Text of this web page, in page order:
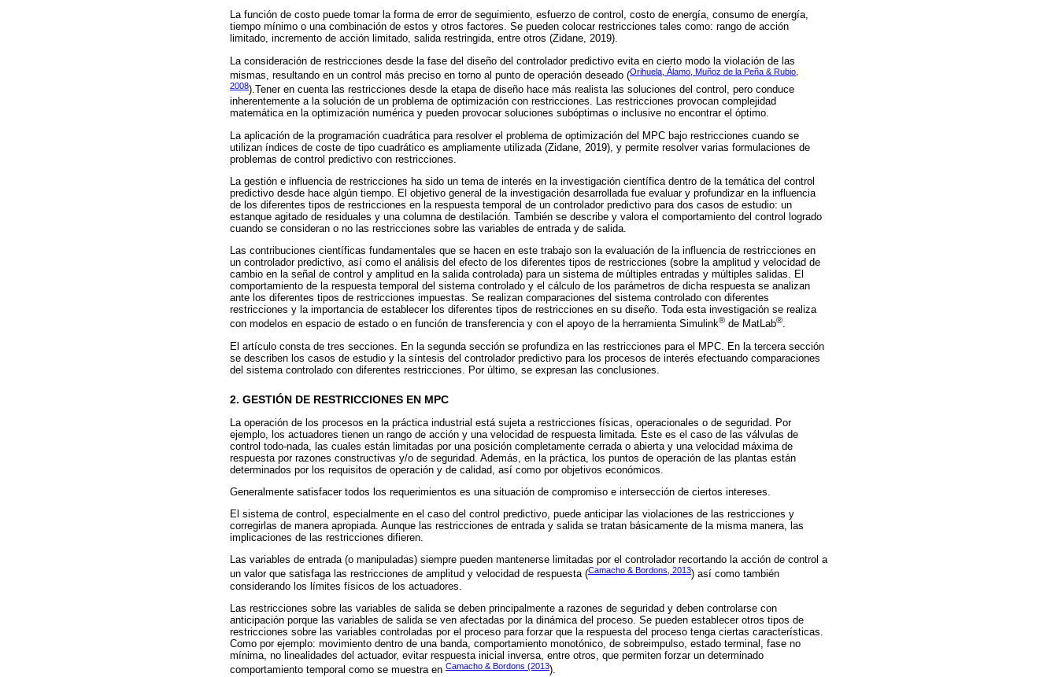
La función de costo puede tomar la forma de error de seguimiento, esfuerzo de control, costo de energía, consumo de energía,
tiempo mínimo o una combinación de estos y otros factores. Se pueden colocar restricciones tales como: rango de acción
limitado, incremento de acción limitado, salida restringida, entre otros (Zidane, 2019).
La consideración de restricciones desde la fase del diseño del controlador predictivo evita en cierto modo la violación de las
mismas, resultando en un control más preciso en torno al punto de operación deseado (Orihuela, Álamo, Muñoz de la Peña & Rubio,
2008).Tener en cuenta las restricciones desde la etapa de diseño hace más realista las soluciones del control, pero conduce
inherentemente a la solución de un problema de optimización con restricciones. Las restricciones provocan complejidad
matemática en la optimización numérica y pueden provocar soluciones subóptimas o inclusive no encontrar el óptimo.
La aplicación de la programación cuadrática para resolver el problema de optimización del MPC bajo restricciones cuando se
utilizan índices de coste de tipo cuadrático es ampliamente utilizada (Zidane, 2019), y permite resolver varias formulaciones de
problemas de control predictivo con restricciones.
La gestión e influencia de restricciones ha sido un tema de interés en la investigación científica dentro de la temática del control
predictivo desde hace algún tiempo. El objetivo general de la investigación desarrollada fue evaluar y profundizar en la influencia
de los diferentes tipos de restricciones en la respuesta temporal de un controlador predictivo para dos casos de estudio: un
estanque agitado de residuales y una columna de destilación. También se describe y valora el comportamiento del control logrado
cuando se consideran o no las restricciones sobre las variables de entrada y de salida.
Las contribuciones científicas fundamentales que se hacen en este trabajo son la evaluación de la influencia de restricciones en
un controlador predictivo, así como el análisis del efecto de los diferentes tipos de restricciones (sobre la amplitud y velocidad de
cambio en la señal de control y amplitud en la salida controlada) para un sistema de múltiples entradas y múltiples salidas. El
comportamiento de la respuesta temporal del sistema controlado y el cálculo de los parámetros de dicha respuesta se analizan
ante los diferentes tipos de restricciones impuestas. Se realizan comparaciones del sistema controlado con diferentes
restricciones y la importancia de establecer los diferentes tipos de restricciones en su diseño. Toda esta investigación se realiza
con modelos en espacio de estado o en función de transferencia y con el apoyo de la herramienta Simulink® de MatLab®.
El artículo consta de tres secciones. En la segunda sección se profundiza en las restricciones para el MPC. En la tercera sección
se describen los casos de estudio y la síntesis del controlador predictivo para los procesos de interés efectuando comparaciones
del sistema controlado con diferentes restricciones. Por último, se expresan las conclusiones.
2. GESTIÓN DE RESTRICCIONES EN MPC
La operación de los procesos en la práctica industrial está sujeta a restricciones físicas, operacionales o de seguridad. Por
ejemplo, los actuadores tienen un rango de acción y una velocidad de respuesta limitada. Este es el caso de las válvulas de
control todo-nada, las cuales están limitadas por una posición completamente cerrada o abierta y una velocidad máxima de
respuesta por razones constructivas y/o de seguridad. Además, en la práctica, los puntos de operación de las plantas están
determinados por los requisitos de operación y de calidad, así como por objetivos económicos.
Generalmente satisfacer todos los requerimientos es una situación de compromiso e intersección de ciertos intereses.
El sistema de control, especialmente en el caso del control predictivo, puede anticipar las violaciones de las restricciones y
corregirlas de manera apropiada. Aunque las restricciones de entrada y salida se tratan básicamente de la misma manera, las
implicaciones de las restricciones difieren.
Las variables de entrada (o manipuladas) siempre pueden mantenerse limitadas por el controlador recortando la acción de control a
un valor que satisfaga las restricciones de amplitud y velocidad de respuesta (Camacho & Bordons, 2013) así como también
considerando los límites físicos de los actuadores.
Las restricciones sobre las variables de salida se deben principalmente a razones de seguridad y deben controlarse con
anticipación porque las variables de salida se ven afectadas por la dinámica del proceso. Se pueden establecer otros tipos de
restricciones sobre las variables controladas por el proceso para forzar que la respuesta del proceso tenga ciertas características.
Como por ejemplo: movimiento dentro de una banda, comportamiento monotónico, de sobreimpulso, estado terminal, fase no
mínima, no linealidades del actuador, evitar respuesta inicial inversa, entre otros, que permiten forzar un determinado
comportamiento temporal como se muestra en Camacho & Bordons (2013).